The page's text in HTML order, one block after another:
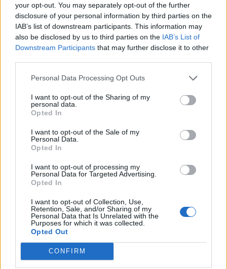
your opt-out. You may separately opt-out of the further
disclosure of your personal information by third parties on the
IAB’s list of downstream participants. This information may
also be disclosed by us to third parties on the IAB’s List of
Downstream Participants that may further disclose it to other
Personal Data Processing Opt Outs
I want to opt-out of the Sharing of my
personal data.
Opted In
I want to opt-out of the Sale of my
Personal Data.
Opted In
I want to opt-out of processing my
Personal Data for Targeted Advertising.
Opted In
I want to opt-out of Collection, Use,
Retention, Sale, and/or Sharing of my
Personal Data that Is Unrelated with the
Purposes for which it was collected.
Opted Out
CONFIRM